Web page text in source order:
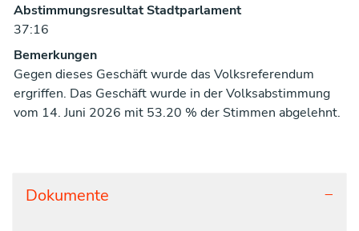
Abstimmungsresultat Stadtparlament
37:16
Bemerkungen
Gegen dieses Geschäft wurde das Volksreferendum
ergriffen. Das Geschäft wurde in der Volksabstimmung
vom 14. Juni 2026 mit 53.20 % der Stimmen abgelehnt.
Dokumente